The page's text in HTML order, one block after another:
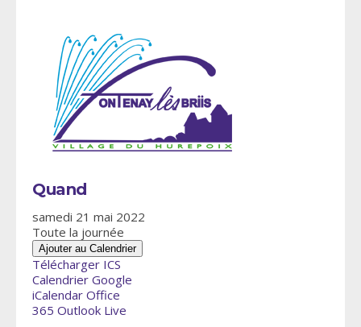
Quand
samedi 21 mai 2022
Toute la journée
Ajouter au Calendrier
Télécharger ICS
Calendrier Google
iCalendar Office
365 Outlook Live